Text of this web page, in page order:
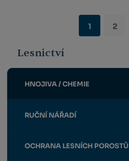
1 2
Lesnictví
HNOJIVA / CHEMIE
RUČNÍ NÁŘADÍ
OCHRANA LESNÍCH POROSTŮ